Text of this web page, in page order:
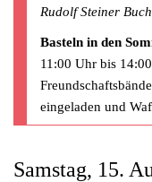
Rudolf Steiner
Basteln in den
11:00 Uhr bis
eingeladen und
Samstag, 15.